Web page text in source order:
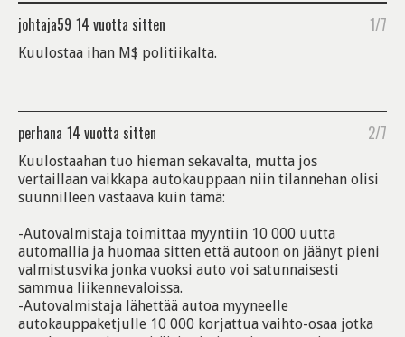
johtaja59 14 vuotta sitten 1/7
Kuulostaa ihan M$ politiikalta.
perhana 14 vuotta sitten 2/7
Kuulostaahan tuo hieman sekavalta, mutta jos
vertaillaan vaikkapa autokauppaan niin tilannehan olisi
suunnilleen vastaava kuin tämä:
-Autovalmistaja toimittaa myyntiin 10 000 uutta
automallia ja huomaa sitten että autoon on jäänyt pieni
valmistusvika jonka vuoksi auto voi satunnaisesti
sammua liikennevaloissa.
-Autovalmistaja lähettää autoa myyneelle
autokauppaketjulle 10 000 korjattua vaihto-osaa jotka